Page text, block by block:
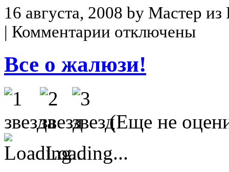
16 августа, 2008 by Мастер
| Комментарии отключены
Все о жалюзи!
(Еще не
Loading...